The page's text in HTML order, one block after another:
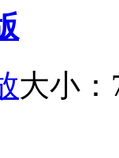
大小：